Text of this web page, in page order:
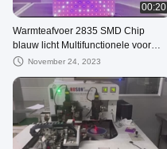
00:20
Warmteafvoer 2835 SMD Chip
blauw licht Multifunctionele voor
buiten LED strip
November 24, 2023